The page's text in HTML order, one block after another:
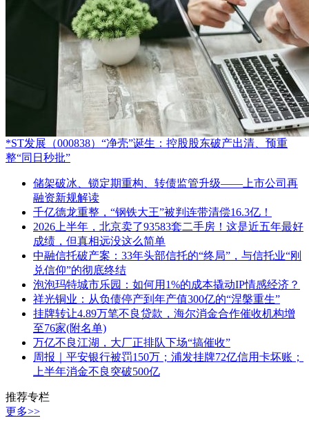
*ST发展（000838）“净壳”诞生：控股股东破产出清、预重
整“同日秒批”
储架破冰、锁定期重构、转债监管升级——上市公司再
融资新规解读
千亿德龙重整，“钢铁大王”被判连带清偿16.3亿！
2026上半年，北京卖了93583套二手房！这是近五年最好
成绩，但真相远没这么简单
中融信托破产案：33年头部信托的“终局”，与信托业“刚
兑信仰”的彻底终结
泡泡玛特城市乐园：如何用1%的成本撬动IP情感经济？
祥光铜业：从负债停产到年产值300亿的“涅槃重生”
挂牌转让4.89万笔不良贷款，海尔消金合作催收机构增
至76家(附名单)
万亿不良江湖，大厂正排队下场“搞催收”
周报｜平安银行被罚150万；浦发挂牌72亿信用卡坏账；
上半年消金不良突破500亿
推荐专栏
更多>>